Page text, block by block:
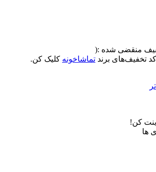
منقضی شده :(
تخفیف‌های برند تماشاخونه کلیک کن.
کن!
ها